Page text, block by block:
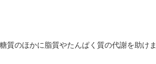
質のほかに脂質やたんぱく質の代謝を助けま